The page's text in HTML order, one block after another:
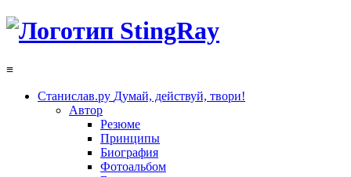
≡
Станислав.ру Думай, действуй, твори!
Автор
Резюме
Принципы
Биография
Фотоальбом